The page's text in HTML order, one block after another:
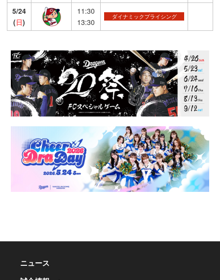
5/24
(日)
11:30
13:30
ダイナミックプライシング
ニュース